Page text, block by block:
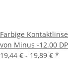
Farbige
von Minus -12.00
19,44 € - 19,89 € *